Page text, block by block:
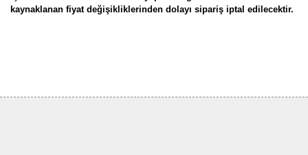
kaynaklanan fiyat değişikliklerinden dolayı sipariş iptal edilecektir.